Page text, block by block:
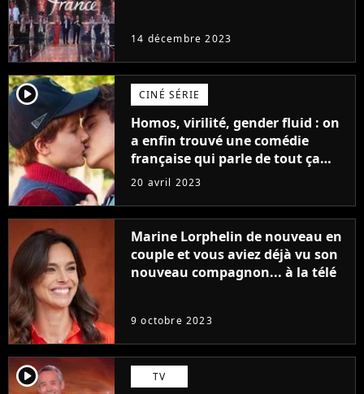
14 décembre 2023
player2 CINÉ SÉRIE
Homos, virilité, gender fluid : on
a enfin trouvé une comédie
française qui parle de tout ça
sans être super ringarde
20 avril 2023
Marine Lorphelin de nouveau en
couple et vous aviez déjà vu son
nouveau compagnon... à la télé
9 octobre 2023
player2 TV